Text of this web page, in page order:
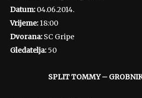
Datum:04.06.2014.
Vrijeme:18:00
Dvorana:SC Gripe
Gledatelja:50
SPLIT TOMMY –